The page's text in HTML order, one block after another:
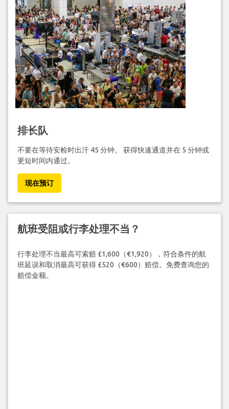
排长队
不要在等待安检时出汗 45 分钟。 获得快速通道并在 5 分钟或
更短时间内通过。
现在预订
航班受阻或行李处理不当？
行李处理不当最高可索赔 £1,600（€1,920），符合条件的航
班延误和取消最高可获得 £520（€600）赔偿。免费查询您的
赔偿金额。